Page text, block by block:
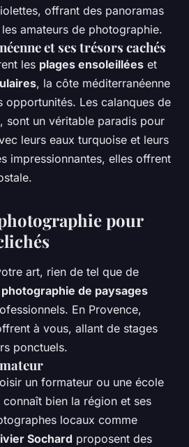
offrant des panoramas
amateurs de photographie.
et ses trésors cachés
les plages ensoleillées et
, la côte méditerranéenne
opportunités. Les calanques de
sont un véritable paradis pour
leurs eaux turquoise et leurs
impressionnantes, elles offrent
pour
art, rien de tel que de
de paysages
En Provence,
à vous, allant de stages
ponctuels.
un formateur ou une école
bien la région et ses
locaux comme
Sochard proposent des